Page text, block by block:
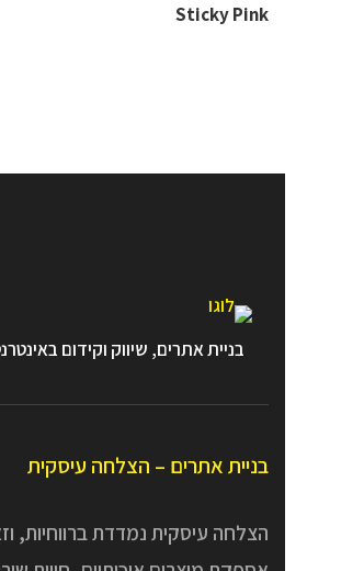
Sticky Pink
בניית אתרים, שיווק וקידום
בניית אתרים – הצלחה עיסקית
הצלחה עיסקית נמדדת ברווחיות,